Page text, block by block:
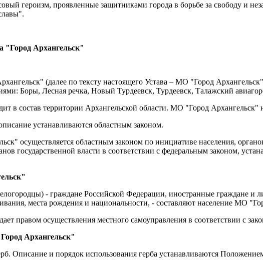
героизм, проявленные защитниками города в борьбе за свободу и
"Город Архангельск"
(далее по тексту настоящего Устава – МО "Город
Боры, Лесная речка, Новый Турдеевск, Турдеевск, Талажский
в состав территории Архангельской области. МО "Город Архангельск"
устанавливаются областным законом.
осуществляется областным законом по инициативе населения,
государственной власти в соответствии с федеральным законом,
- граждане Российской Федерации, иностранные граждане и
места рождения и национальности, - составляют население МО
правом осуществления местного самоуправления в соответствии с
Архангельск"
Описание и порядок использования герба устанавливаются